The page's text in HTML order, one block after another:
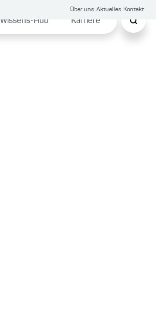
Über uns Aktuelles Kontakt
Wissens-Hub Karriere